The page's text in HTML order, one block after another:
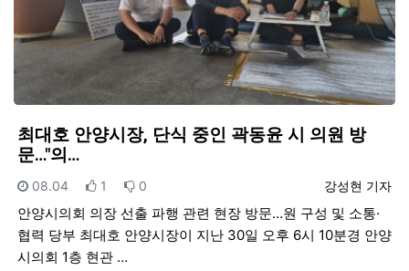
최대호 안양시장, 단식 중인 곽동윤 시 의원 방
문…"의…
등록자
강성현 기자
등록일
08.04 추천
1 비추천
0
안양시의회 의장 선출 파행 관련 현장 방문…원 구성 및 소통·
협력 당부 최대호 안양시장이 지난 30일 오후 6시 10분경 안양
시의회 1층 현관 …